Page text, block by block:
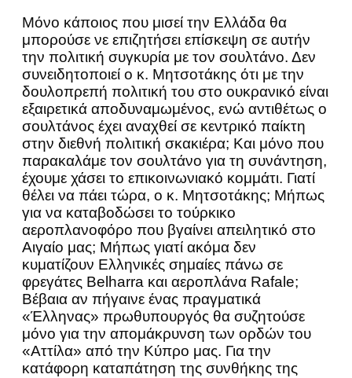
Μόνο κάποιος που μισεί την Ελλάδα θα
μπορούσε νε επιζητήσει επίσκεψη σε αυτήν
την πολιτική συγκυρία με τον σουλτάνο. Δεν
συνειδητοποιεί ο κ. Μητσοτάκης ότι με την
δουλοπρεπή πολιτική του στο ουκρανικό είναι
εξαιρετικά αποδυναμωμένος, ενώ αντιθέτως ο
σουλτάνος έχει αναχθεί σε κεντρικό παίκτη
στην διεθνή πολιτική σκακιέρα; Και μόνο που
παρακαλάμε τον σουλτάνο για τη συνάντηση,
έχουμε χάσει το επικοινωνιακό κομμάτι. Γιατί
θέλει να πάει τώρα, ο κ. Μητσοτάκης; Μήπως
για να καταβοδώσει το τούρκικο
αεροπλανοφόρο που βγαίνει απειλητικό στο
Αιγαίο μας; Μήπως γιατί ακόμα δεν
κυματίζουν Ελληνικές σημαίες πάνω σε
φρεγάτες Belharra και αεροπλάνα Rafale;
Βέβαια αν πήγαινε ένας πραγματικά
«Έλληνας» πρωθυπουργός θα συζητούσε
μόνο για την απομάκρυνση των ορδών του
«Αττίλα» από την Κύπρο μας. Για την
κατάφορη καταπάτηση της συνθήκης της